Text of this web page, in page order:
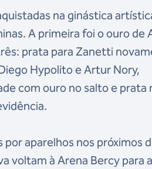
na ginástica
A primeira foi o ouro
prata para Zanetti
Hypolito e Artur Nory,
com ouro no salto e prata
aparelhos nos próximos
voltam à Arena Bercy para